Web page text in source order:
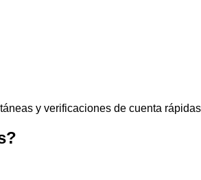
y verificaciones de cuenta rápidas